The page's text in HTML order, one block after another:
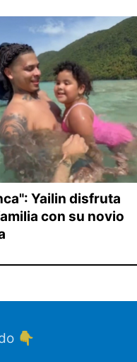
Yailin disfruta
con su novio
👇